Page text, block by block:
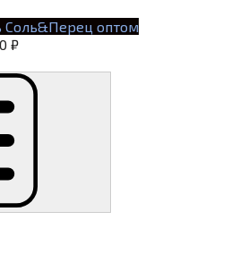
Соль&Перец оптом
₽